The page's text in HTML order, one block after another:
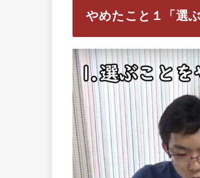
やめたこと１「選ぶ